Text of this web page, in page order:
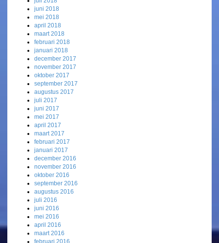
juni 2018
mei 2018
april 2018
maart 2018
februari 2018
januari 2018
december 2017
november 2017
oktober 2017
september 2017
augustus 2017
juli 2017
juni 2017
mei 2017
april 2017
maart 2017
februari 2017
januari 2017
december 2016
november 2016
oktober 2016
september 2016
augustus 2016
juli 2016
juni 2016
mei 2016
april 2016
maart 2016